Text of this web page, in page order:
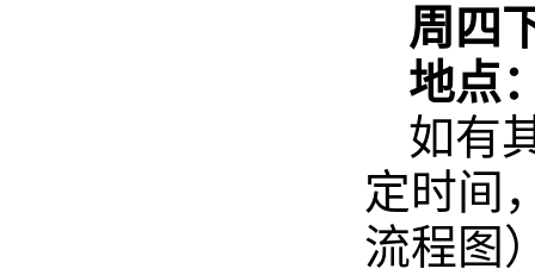
周四
地点
如有
定时间
流程图